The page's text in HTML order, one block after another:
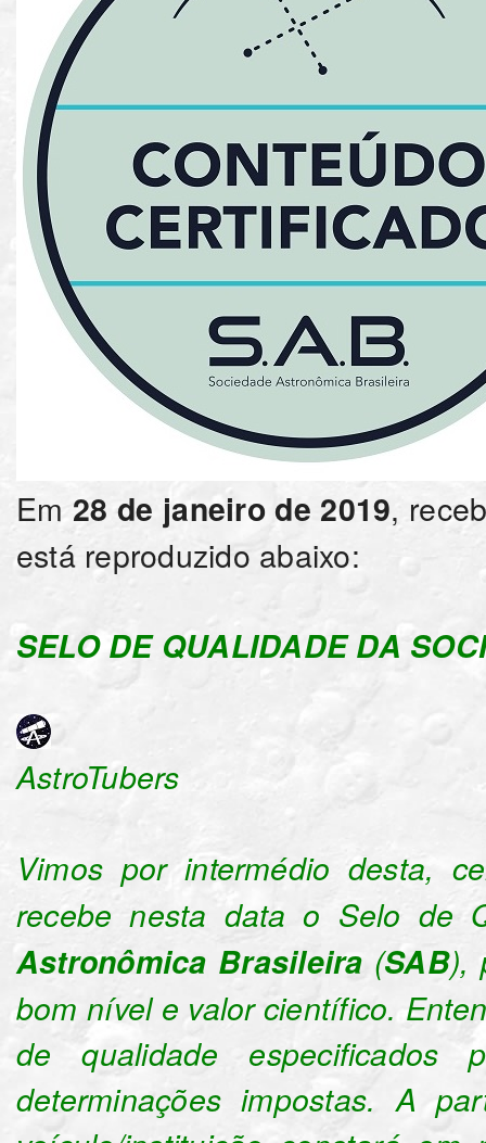
Em 28 de janeiro de 2019,
está reproduzido abaixo:
SELO DE QUALIDADE DA
AstroTubers
Vimos por intermédio desta,
recebe nesta data o Selo de
Astronômica Brasileira (SAB),
bom nível e valor científico.
de qualidade
determinações impostas. A